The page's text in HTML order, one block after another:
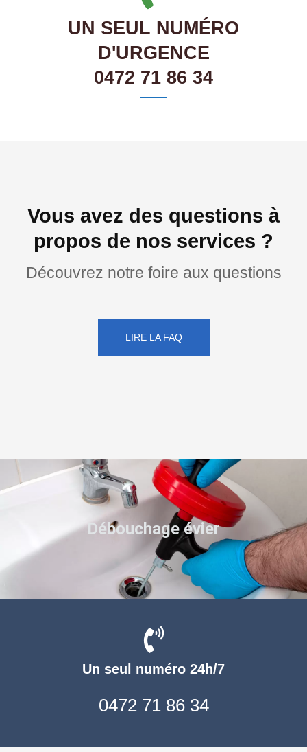
UN SEUL NUMÉRO
D'URGENCE
0472 71 86 34
Vous avez des questions à
propos de nos services ?
Découvrez notre foire aux questions
LIRE LA FAQ
Un seul numéro 24h/7
0472 71 86 34
Débouchage évier